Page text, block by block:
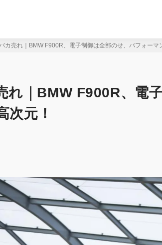
カ売れ｜BMW F900R、電子制御は全部のせ、パフォーマ
れ｜BMW F900R、電
次元！